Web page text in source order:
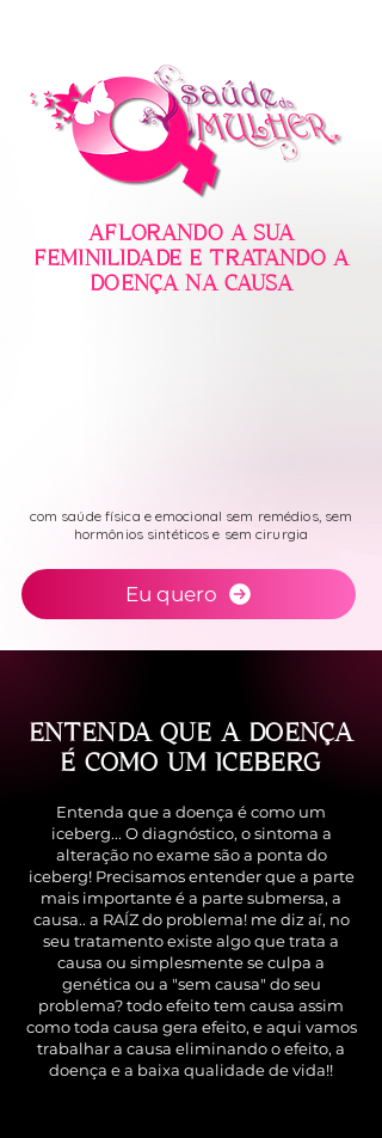
AFLORANDO A SUA
FEMINILIDADE E TRATANDO A
DOENÇA NA CAUSA
com saúde física e emocional sem remédios, sem
hormônios sintéticos e sem cirurgia
Eu quero
ENTENDA QUE A DOENÇA
É COMO UM ICEBERG
Entenda que a doença é como um
iceberg... O diagnóstico, o sintoma a
alteração no exame são a ponta do
iceberg! Precisamos entender que a parte
mais importante é a parte submersa, a
causa.. a RAÍZ do problema! me diz aí, no
seu tratamento existe algo que trata a
causa ou simplesmente se culpa a
genética ou a "sem causa" do seu
problema? todo efeito tem causa assim
como toda causa gera efeito, e aqui vamos
trabalhar a causa eliminando o efeito, a
doença e a baixa qualidade de vida!!